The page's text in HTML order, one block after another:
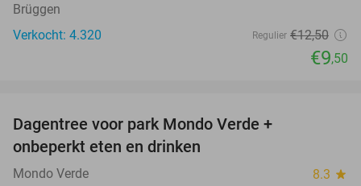
Brüggen
Verkocht: 4.320
Regulier €12,50
€9,50
Dagentree voor park Mondo Verde +
onbeperkt eten en drinken
Mondo Verde 8.3 star